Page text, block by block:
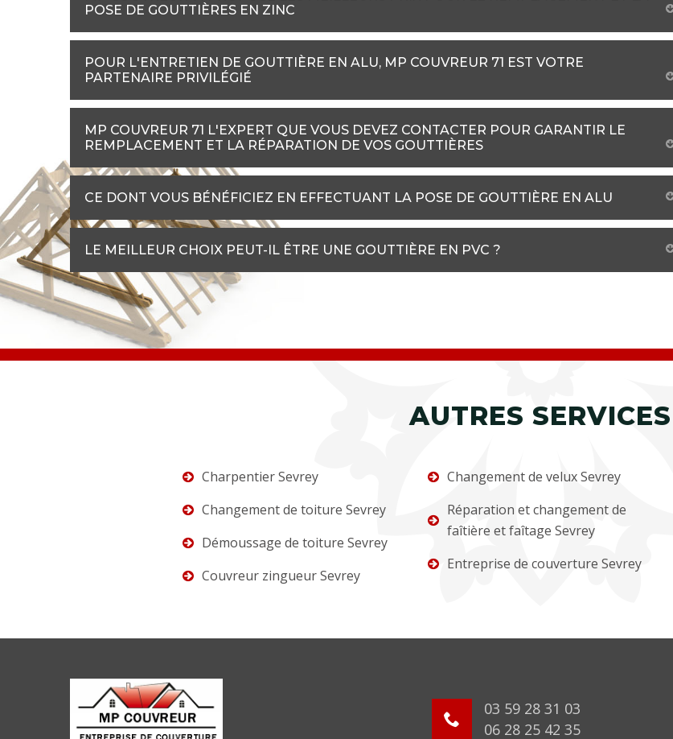
POSE DE GOUTTIÈRES EN ZINC
POUR L'ENTRETIEN DE GOUTTIÈRE EN ALU, MP COUVREUR 71 EST VOTRE
PARTENAIRE PRIVILÉGIÉ
MP COUVREUR 71 L'EXPERT QUE VOUS DEVEZ CONTACTER POUR GARANTIR LE
REMPLACEMENT ET LA RÉPARATION DE VOS GOUTTIÈRES
CE DONT VOUS BÉNÉFICIEZ EN EFFECTUANT LA POSE DE GOUTTIÈRE EN ALU
LE MEILLEUR CHOIX PEUT-IL ÊTRE UNE GOUTTIÈRE EN PVC ?
AUTRES SERVICES
Charpentier Sevrey
Changement de toiture Sevrey
Démoussage de toiture Sevrey
Couvreur zingueur Sevrey
Changement de velux Sevrey
Réparation et changement de
faîtière et faîtage Sevrey
Entreprise de couverture Sevrey
03 59 28 31 03
06 28 25 42 35